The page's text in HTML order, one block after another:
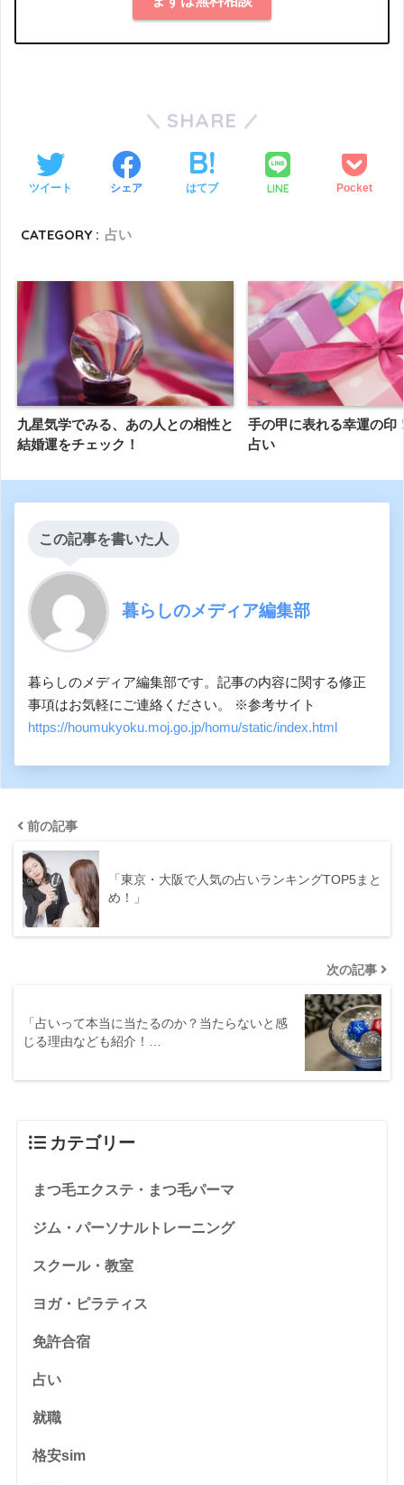
SHARE
ツイート シェア はてブ LINE Pocket
CATEGORY : 占い
九星気学でみる、あの人との相性と
結婚運をチェック！
手の甲に表れる幸運の印
占い
この記事を書いた人
暮らしのメディア編集部
暮らしのメディア編集部です。記事の内容に関する修正
事項はお気軽にご連絡ください。 ※参考サイト
https://houmukyoku.moj.go.jp/homu/static/index.html
前の記事
「東京・大阪で人気の占いランキングTOP5まと
め！」
次の記事
「占いって本当に当たるのか？当たらないと感
じる理由なども紹介！…
カテゴリー
まつ毛エクステ・まつ毛パーマ
ジム・パーソナルトレーニング
スクール・教室
ヨガ・ピラティス
免許合宿
占い
就職
格安sim